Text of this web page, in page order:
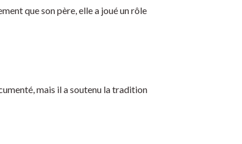
que son père, elle a joué un rôle
mais il a soutenu la tradition